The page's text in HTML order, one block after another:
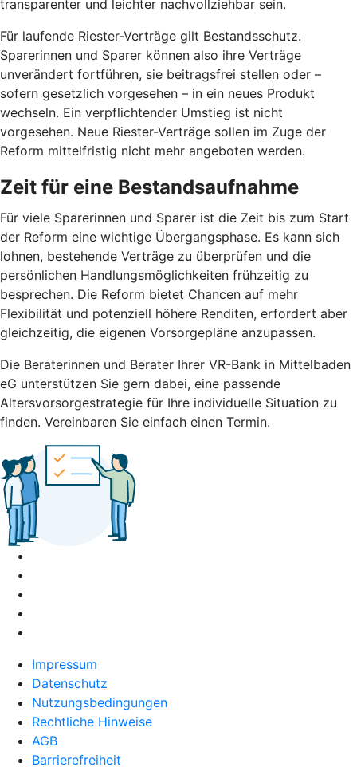
transparenter und leichter nachvollziehbar sein.
Für laufende Riester-Verträge gilt Bestandsschutz.
Sparerinnen und Sparer können also ihre Verträge
unverändert fortführen, sie beitragsfrei stellen oder –
sofern gesetzlich vorgesehen – in ein neues Produkt
wechseln. Ein verpflichtender Umstieg ist nicht
vorgesehen. Neue Riester-Verträge sollen im Zuge der
Reform mittelfristig nicht mehr angeboten werden.
Zeit für eine Bestandsaufnahme
Für viele Sparerinnen und Sparer ist die Zeit bis zum Start
der Reform eine wichtige Übergangsphase. Es kann sich
lohnen, bestehende Verträge zu überprüfen und die
persönlichen Handlungsmöglichkeiten frühzeitig zu
besprechen. Die Reform bietet Chancen auf mehr
Flexibilität und potenziell höhere Renditen, erfordert aber
gleichzeitig, die eigenen Vorsorgepläne anzupassen.
Die Beraterinnen und Berater Ihrer VR-Bank in Mittelbaden
eG unterstützen Sie gern dabei, eine passende
Altersvorsorgestrategie für Ihre individuelle Situation zu
finden. Vereinbaren Sie einfach einen Termin.
Impressum
Datenschutz
Nutzungsbedingungen
Rechtliche Hinweise
AGB
Barrierefreiheit